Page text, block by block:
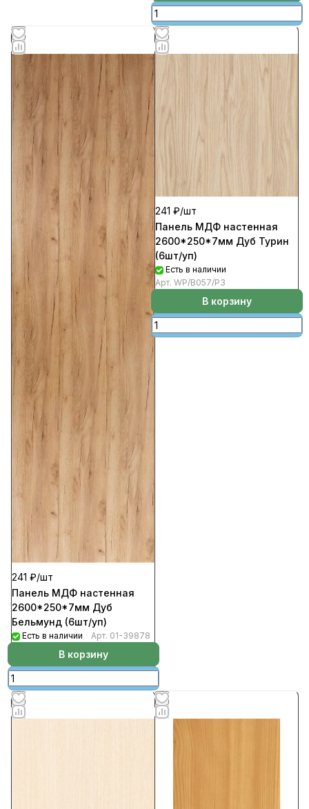
241 ₽/шт
Панель МДФ настенная
2600*250*7мм Дуб
Бельмунд (6шт/уп)
Есть в наличии Арт. 01-39878
В корзину
241 ₽/шт
Панель МДФ настенная
2600*250*7мм Дуб Турин
(6шт/уп)
Есть в наличии
Арт. WP/B057/P3
В корзину